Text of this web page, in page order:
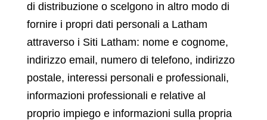
di distribuzione o scelgono in altro modo di
fornire i propri dati personali a Latham
attraverso i Siti Latham: nome e cognome,
indirizzo email, numero di telefono, indirizzo
postale, interessi personali e professionali,
informazioni professionali e relative al
proprio impiego e informazioni sulla propria